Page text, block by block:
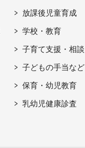
放課後児童育成
学校・教育
子育て支援・相談
子どもの手当など
保育・幼児教育
乳幼児健康診査